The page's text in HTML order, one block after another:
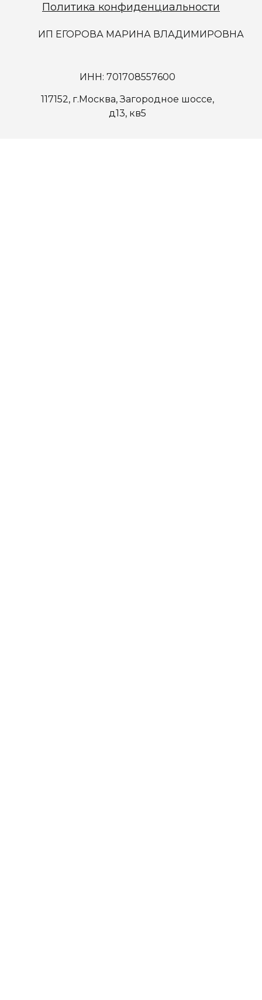
ИП ЕГОРОВА МАРИНА ВЛАДИМИРОВНА
ИНН: 701708557600
117152, г.Москва, Загородное шоссе,
д13, кв5
Политика конфиденциальности